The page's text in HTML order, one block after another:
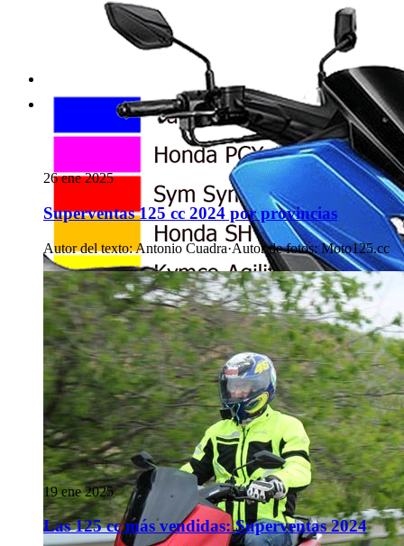
26 ene 2025
Superventas 125 cc 2024 por provincias
Autor del texto:Antonio Cuadra·Autor de fotos: Moto125.cc
19 ene 2025
Las 125 cc más vendidas: Superventas 2024